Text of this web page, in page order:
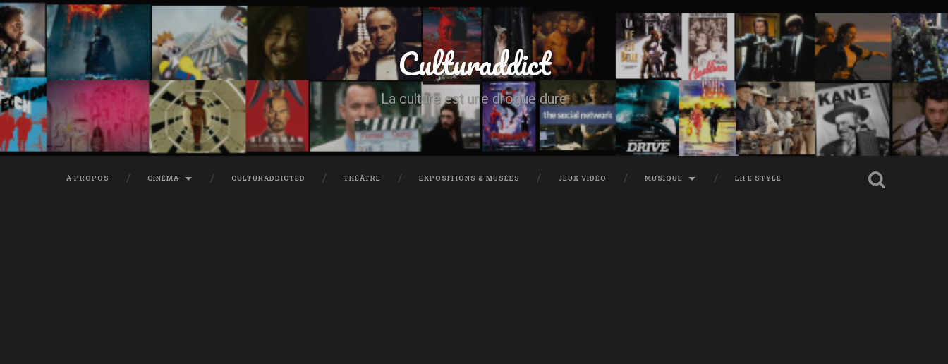
Culturaddict
La culture est une drogue dure
À PROPOS CINÉMA CULTURADDICTED THÉÂTRE EXPOSITIONS & MUSÉES JEUX VIDÉO MUSIQUE LIFE STYLE